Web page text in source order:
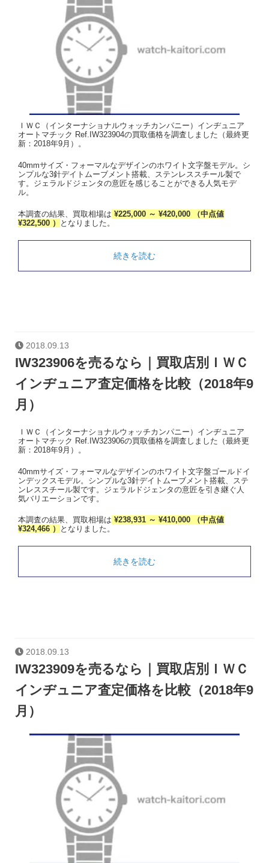
ＩＷＣ（インターナショナルウォッチカンパニー）インヂュニア
オートマチック Ref.IW323904の買取価格を調査しました（最終更
新：2018年9月）。
40mmサイズ・フォーマルなデザインのホワイト文字盤モデル。シ
ンプルな3針デイトムーブメント搭載、ステンレススチール製で
す。ジェラルドジェンタの意匠を感じることができる人気モデ
ル。
本調査の結果、買取相場は ¥225,000 ～ ¥420,000 （中点値
¥322,500 ）
となりました。
続きを読む
2018.09.13
IW323906を売るなら｜買取店別ＩＷＣ
インヂュニア査定価格を比較（2018年9
月）
ＩＷＣ（インターナショナルウォッチカンパニー）インヂュニア
オートマチック Ref.IW323906の買取価格を調査しました（最終更
新：2018年9月）。
40mmサイズ・フォーマルなデザインのホワイト文字盤ゴールドイ
ンデックスモデル。シンプルな3針デイトムーブメント搭載、ステ
ンレススチール製です。ジェラルドジェンタの意匠を引き継ぐ人
気バリエーションです。
本調査の結果、買取相場は ¥238,931 ～ ¥410,000 （中点値
¥324,466 ）
となりました。
続きを読む
2018.09.13
IW323909を売るなら｜買取店別ＩＷＣ
インヂュニア査定価格を比較（2018年9
月）